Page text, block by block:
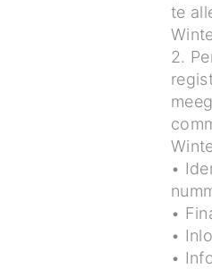
te
2.
•
•
•
•